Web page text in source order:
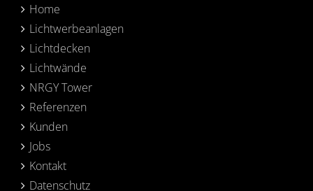
Home
Lichtwerbeanlagen
Lichtdecken
Lichtwände
NRGY Tower
Referenzen
Kunden
Jobs
Kontakt
Datenschutz